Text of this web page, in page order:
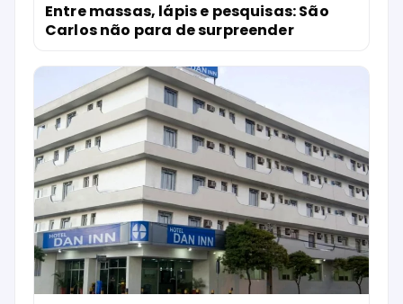
Entre massas, lápis e pesquisas: São
Carlos não para de surpreender